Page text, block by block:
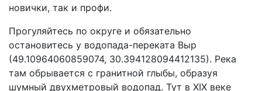
новички, так и профи.
Прогуляйтесь по округе и обязательно
остановитесь у водопада-переката Выр
(49.10964060859074, 30.394128094412135). Река
там обрывается с гранитной глыбы, образуя
шумный двухметровый водопад. Тут в XIX веке